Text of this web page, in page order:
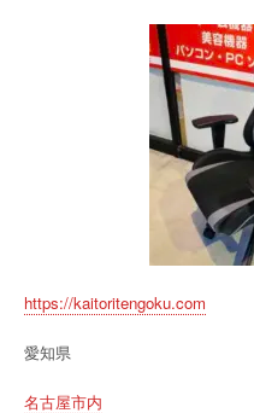
https://kaitoritengoku.com
愛知県
名古屋市内